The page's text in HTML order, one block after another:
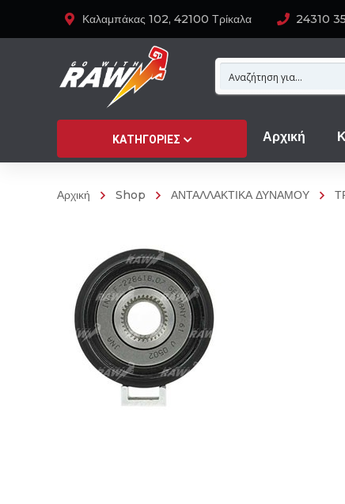
Καλαμπάκας 102, 42100 Τρίκαλα 24310
ΚΑΤΗΓΟΡΊΕΣ Αρχική
Αρχική Shop ΑΝΤΑΛΛΑΚΤΙΚΑ ΔΥΝΑΜΟΥ